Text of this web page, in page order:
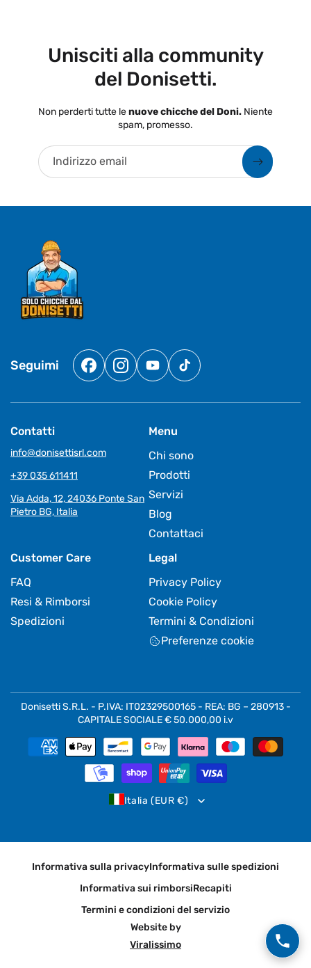
Unisciti alla community
del Donisetti.
Non perderti tutte lenuove chicche del Doni. Niente
spam, promesso.
Indirizzo email
Seguimi
FacebookInstagram
YouTubeTikTok
Contatti
info@donisettisrl.com
+39 035 611411
Via Adda, 12, 24036 Ponte San
Pietro BG, Italia
Menu
Chi sono
Prodotti
Servizi
Blog
Contattaci
Customer Care
FAQ
Resi & Rimborsi
Spedizioni
Legal
Privacy Policy
Cookie Policy
Termini & Condizioni
Preferenze cookie
Donisetti S.R.L. - P.IVA: IT02329500165 - REA: BG – 280913 -
CAPITALE SOCIALE € 50.000,00 i.v
Metodi
Italia (EUR €)
Informativa sulla privacyInformativa sulle spedizioni
Informativa sui rimborsiRecapiti
Termini e condizioni del servizio
Website by
Viralissimo